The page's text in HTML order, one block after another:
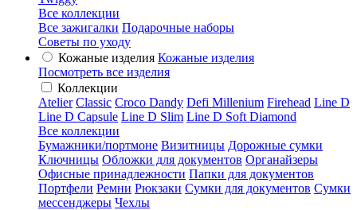
Все коллекции
Все зажигалки Подарочные наборы
Советы по уходу
Кожаные изделия Кожаные изделия
Посмотреть все изделия
Коллекции
Atelier Classic Croco Dandy Defi Millenium Firehead Line D
Line D Capsule Line D Slim Line D Soft Diamond
Все коллекции
Бумажники/портмоне Визитницы Дорожные сумки
Ключницы Обложки для документов Органайзеры
Офисные принадлежности Папки для документов
Портфели Ремни Рюкзаки Сумки для документов Сумки
мессенджеры Чехлы